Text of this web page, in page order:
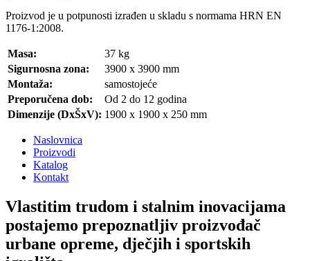
Proizvod je u potpunosti izrađen u skladu s normama HRN EN
1176-1:2008.
Masa:
37 kg
Sigurnosna zona:
3900 x 3900 mm
Montaža:
samostojeće
Preporučena dob:
Od 2 do 12 godina
Dimenzije (DxŠxV): 1900 x 1900 x 250 mm
Naslovnica
Proizvodi
Katalog
Kontakt
Vlastitim trudom i stalnim inovacijama
postajemo prepoznatljiv proizvođač
urbane opreme, dječjih i sportskih